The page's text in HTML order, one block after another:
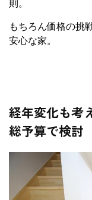
則。
もちろん価格の挑
安心な家。
経年変化も考
総予算で検討